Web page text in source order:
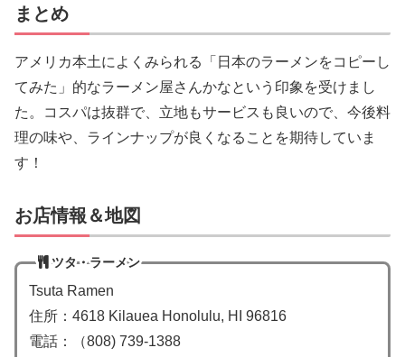
まとめ
アメリカ本土によくみられる「日本のラーメンをコピーし
てみた」的なラーメン屋さんかなという印象を受けまし
た。コスパは抜群で、立地もサービスも良いので、今後料
理の味や、ラインナップが良くなることを期待していま
す！
お店情報＆地図
ツタ・ラーメン
Tsuta Ramen
住所：4618 Kilauea Honolulu, HI 96816
電話：（808) 739-1388